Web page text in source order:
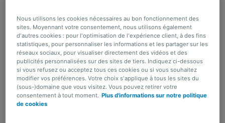
(électrique), Speed Pedelec, hoverboard,
Segway, trottinette électrique, monoroue.?
Votre moyen de transport est réparé sur place
ou transporté vers un service de réparation.
Dans ce dernier cas vous êtes ramené chez
vous
Nous utilisons les cookies nécessaires au bon fonctionnement des
sites. Moyennant votre consentement, nous utilisons également
d'autres cookies : pour l'optimisation de l'expérience client, à des fins
statistiques, pour personnaliser les informations et les partager sur les
réseaux sociaux, pour visualiser directement des vidéos et des
publicités personnalisées sur des sites de tiers. Indiquez ci-dessous
si vous refusez ou acceptez tous ces cookies ou si vous souhaitez
modifier vos préférences. Votre choix s'applique à tous les sites du
(sous-)domaine que vous visitez. Vous pouvez retirer votre
consentement à tout moment. Plus d'informations sur notre politique
de cookies